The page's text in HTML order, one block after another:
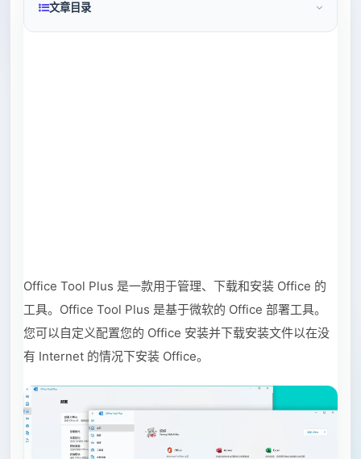
文章目录
Office Tool Plus 是一款用于管理、下载和安装 Office 的
工具。Office Tool Plus 是基于微软的 Office 部署工具。
您可以自定义配置您的 Office 安装并下载安装文件以在没
有 Internet 的情况下安装 Office。